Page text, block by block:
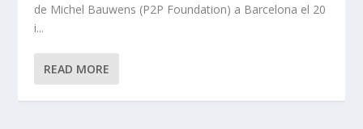
de Michel Bauwens (P2P Foundation) a Barcelona el 20
i...
READ MORE